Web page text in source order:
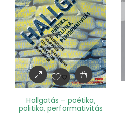
Hallgatás – poétika,
politika, performativitás